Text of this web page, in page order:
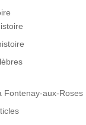
Fontenay-aux-Roses